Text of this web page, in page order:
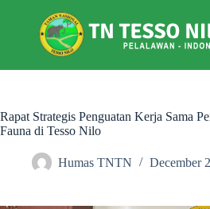
Rapat Strategis Penguatan Kerja Sama
Fauna di Tesso Nilo
Humas TNTN December